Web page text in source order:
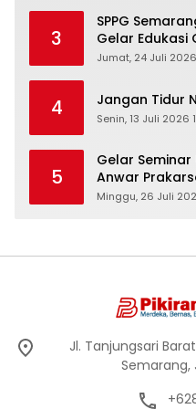
3
SPPG
Gelar Edukasi
Peringati Hari
Jumat, 24 Juli 2026
4 Jangan Tidur
Senin, 13 Juli 2026
5
Gelar Seminar
Anwar
di Logung
Minggu, 26 Juli
Jl. Tanjungsari
Semarang,